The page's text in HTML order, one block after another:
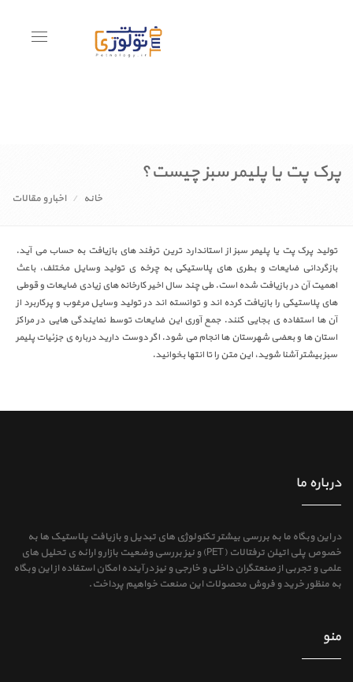
Toggle
پرک پت یا پلیمر سبز چیست؟
خانه اخبار و مقالات
تولید پرک پت یا پلیمر سبز از استاندارد ترین ترفند های بازیافت به حساب می آید.
بازگردانی ضایعات و بطری های پلاستیکی به چرخه ی تولید وسایل مختلف، باعث
اهمیت آن در بازیافت شده است. طی چند سال اخیر کارخانه های زیادی ضایعات و قوطی
های پلاستیکی را بازیافت کرده اند و توانسته اند در تولید وسایل مرغوب و پرکاربرد از
آن ها استفاده ی بجایی کنند. جمع آوری این ضایعات توسط نمایندگی هایی در مراکز
استان ها و بعضی شهرستان ها انجام می شود. اگر دوست دارید درباره ی جزئیات پلیمر
سبز بیشتر آشنا شوید، این متن را تا انتها بخوانید.
درباره ما
در این وبگاه ما به بررسی بیشتر تکنولوژی های تبدیل و بازیافت پلاستیک ها به
خصوص پلی اتیلن ترفتالات (PET) و نیز بررسی وضعیت بازار و ارائه ی تحلیل های
علمی و تجربی از صنعتگران داخلی و خارجی و نیز در آینده امکان استفاده از این وبگاه
به منظور خرید و فروش محصولات این صنعت خواهیم پرداخت.
منو